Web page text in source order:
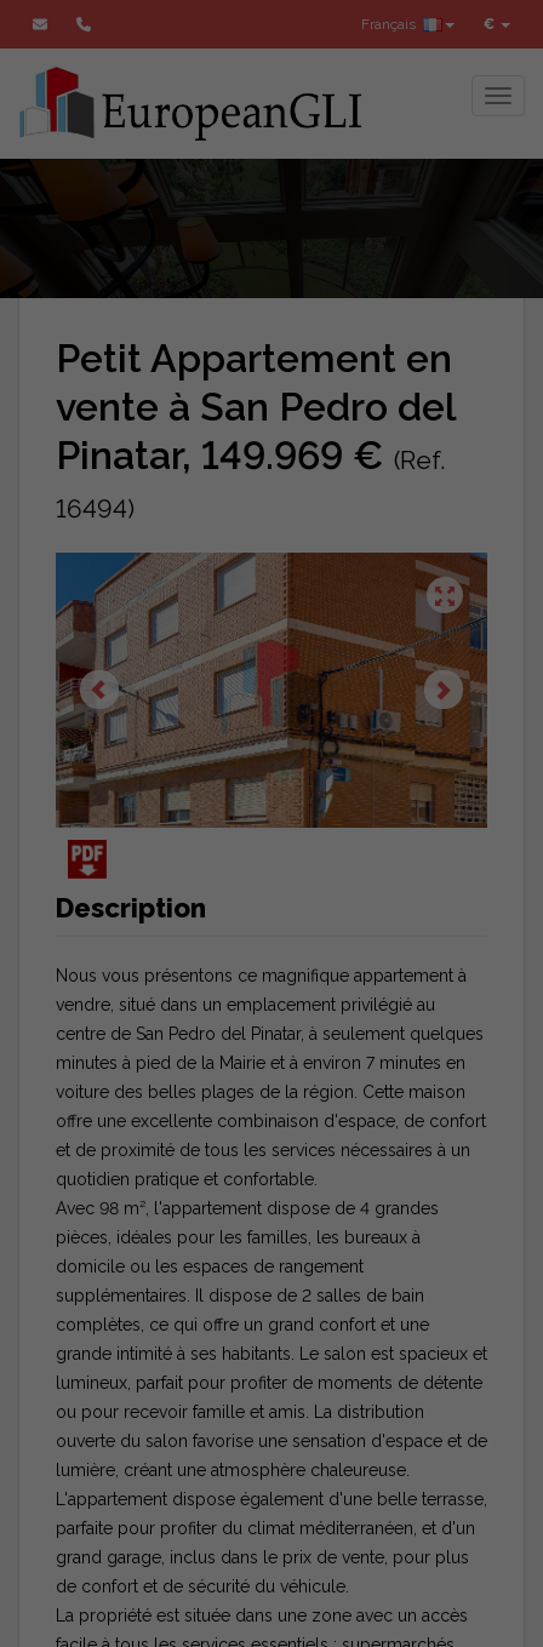
€
Français
Petit Appartement en
vente à San Pedro del
Pinatar, 149.969 € (Ref.
16494)
Description
Nous vous présentons ce magnifique appartement à
vendre, situé dans un emplacement privilégié au
centre de San Pedro del Pinatar, à seulement quelques
minutes à pied de la Mairie et à environ 7 minutes en
voiture des belles plages de la région. Cette maison
offre une excellente combinaison d'espace, de confort
et de proximité de tous les services nécessaires à un
quotidien pratique et confortable.
Avec 98 m², l'appartement dispose de 4 grandes
pièces, idéales pour les familles, les bureaux à
domicile ou les espaces de rangement
supplémentaires. Il dispose de 2 salles de bain
complètes, ce qui offre un grand confort et une
grande intimité à ses habitants. Le salon est spacieux et
lumineux, parfait pour profiter de moments de détente
ou pour recevoir famille et amis. La distribution
ouverte du salon favorise une sensation d'espace et de
lumière, créant une atmosphère chaleureuse.
L'appartement dispose également d'une belle terrasse,
parfaite pour profiter du climat méditerranéen, et d'un
grand garage, inclus dans le prix de vente, pour plus
de confort et de sécurité du véhicule.
La propriété est située dans une zone avec un accès